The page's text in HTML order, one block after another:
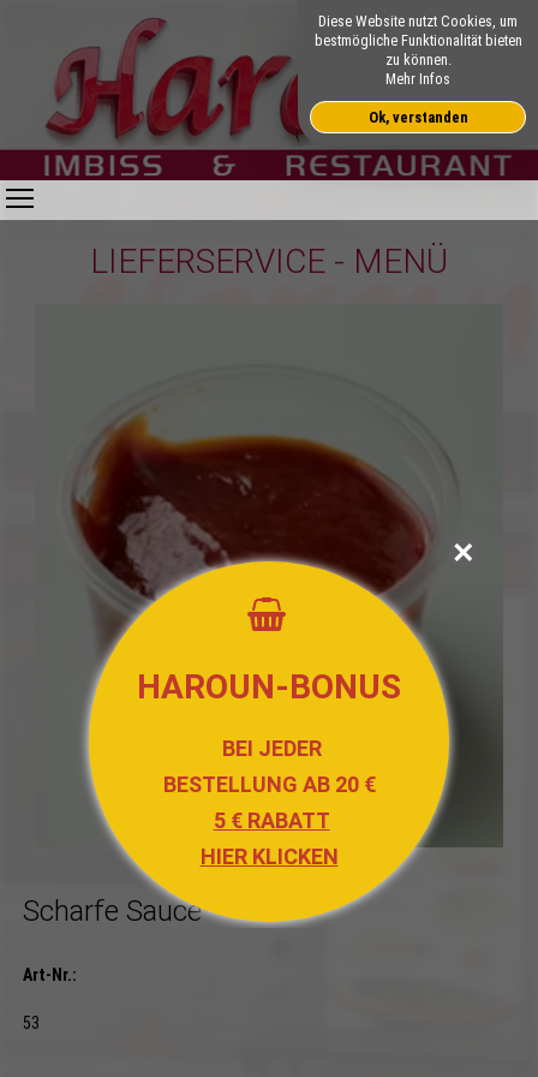
LIEFERSERVICE - MENÜ
Scharfe Sauce
Art-Nr.:
53
HAROUN-BONUS
BEI JEDER
BESTELLUNG AB 20 €
5 € RABATT
HIER KLICKEN
Diese Website nutzt Cookies, um
bestmögliche Funktionalität bieten
zu können.
Mehr Infos
Ok, verstanden